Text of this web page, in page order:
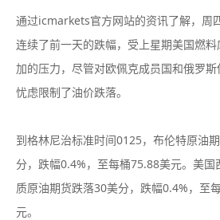
通过icmarkets官方网站的资讯了解，周
连续了前一天的跌幅，受上星期美国燃
加的压力，尽管对欧佩克成员国和俄罗斯
忧虑限制了油价跌落。
到格林尼治标准时间0125，布伦特原油
分，跌幅0.4%，至每桶75.88美元。美国
质原油期货跌落30美分，跌幅0.4%，至
元。